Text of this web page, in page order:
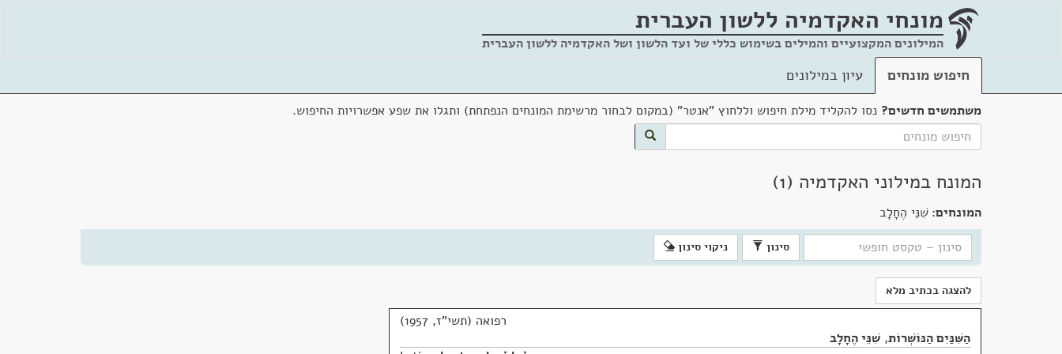
מונחי האקדמיה ללשון העברית
המילונים המקצועיים והמילים בשימוש כללי של ועד הלשון ושל האקדמיה ללשון העברית
חיפוש מונחים עיון במילונים
משתמשים חדשים? נסו להקליד מילת חיפוש וללחוץ "אנטר" (במקום לבחור מרשימת המונחים הנפתחת) ותגלו את שפע אפשרויות החיפוש.
המונח במילוני האקדמיה (1)
המונחים: שִׁנֵּי הֶחָלָב
סינון ניקוי סינון
להצגה בכתיב מלא
רפואה (תשי"ז, 1957)
הַשִּׁנַּיִם הַנּוֹשְׁרוֹת, שִׁנֵּי הֶחָלָב